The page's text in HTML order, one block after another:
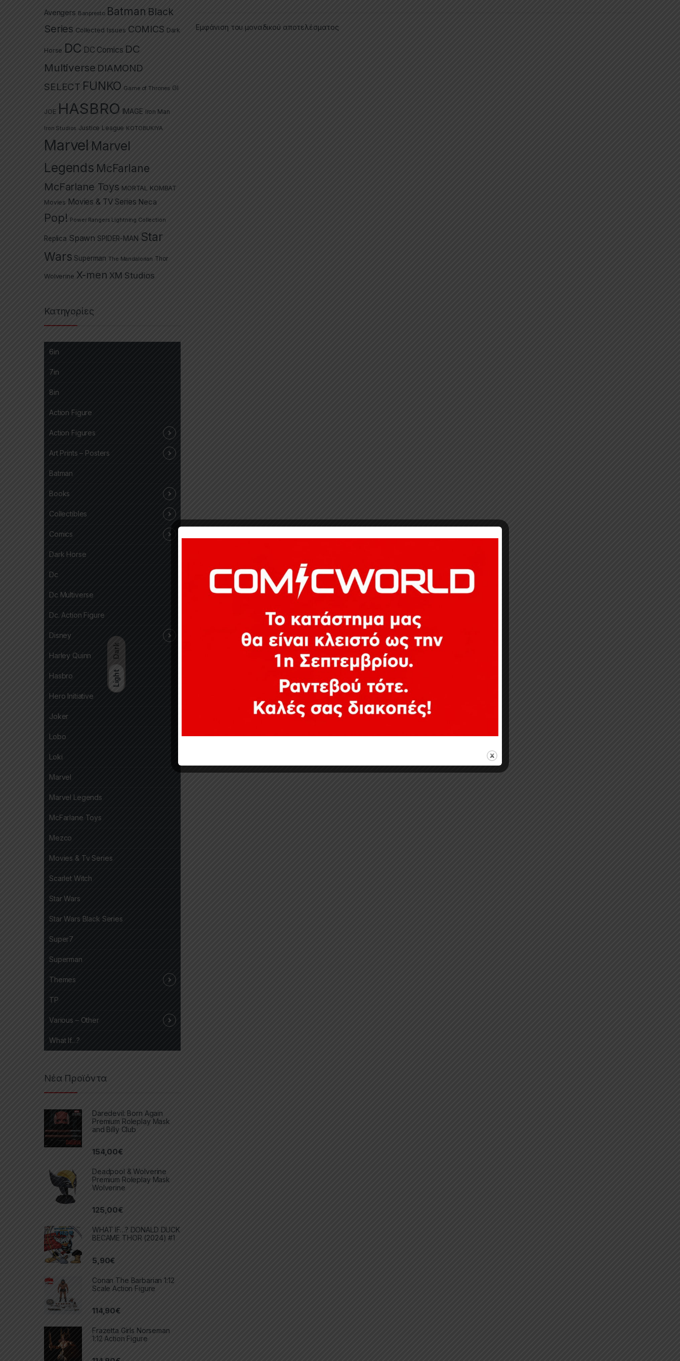
Dark
Light
Εμφάνιση του μοναδικού αποτελέσματος
Avengers Banpresto Batman Black
Series Collected Issues COMICS Dark
Horse DC DC Comics DC
Multiverse DIAMOND
SELECT FUNKO Game of Thrones GI
JOE HASBRO IMAGE Iron Man
Iron Studios Justice League KOTOBUKIYA
Marvel Marvel
Legends McFarlane
McFarlane Toys MORTAL KOMBAT
Movies Movies & TV Series Neca
Pop! Power Rangers Lightning Collection
Replica Spawn SPIDER-MAN Star
Wars Superman The Mandalorian Thor
Wolverine X-men XM Studios
Κατηγορίες
6in
7in
8in
Action Figure
Action Figures
Art Prints – Posters
Batman
Books
Collectibles
Comics
Dark Horse
Dc
Dc Multiverse
Dc. Action Figure
Disney
Harley Quinn
Hasbro
Hero Initiative
Joker
Lobo
Loki
Marvel
Marvel Legends
McFarlane Toys
Mezco
Movies & Tv Series
Scarlet Witch
Star Wars
Star Wars Black Series
Super7
Superman
Themes
TP
Various – Other
What If…?
Νέα Προϊόντα
Daredevil: Born Again
Premium Roleplay Mask
and Billy Club
154,00€
Deadpool & Wolverine
Premium Roleplay Mask
Wolverine
125,00€
WHAT IF…? DONALD DUCK
BECAME THOR (2024) #1
5,90€
Conan The Barbarian 1:12
Scale Action Figure
114,90€
Frazetta Girls Norseman
1:12 Action Figure